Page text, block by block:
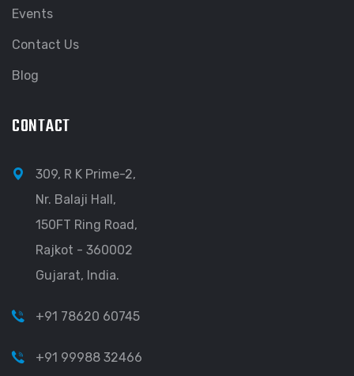
Events
Contact Us
Blog
CONTACT
309, R K Prime-2,
Nr. Balaji Hall,
150FT Ring Road,
Rajkot - 360002
Gujarat, India.
+91 78620 60745
+91 99988 32466